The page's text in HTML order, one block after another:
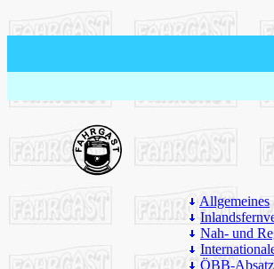
Allgemeines
Nah- und
ÖBB-